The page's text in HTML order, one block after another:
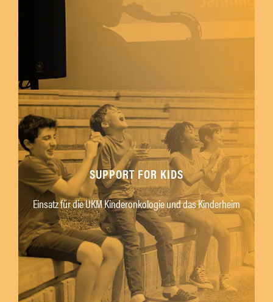
SUPPORT FOR KIDS
Einsatz für die UKM Kinderonkologie und das Kinderheim